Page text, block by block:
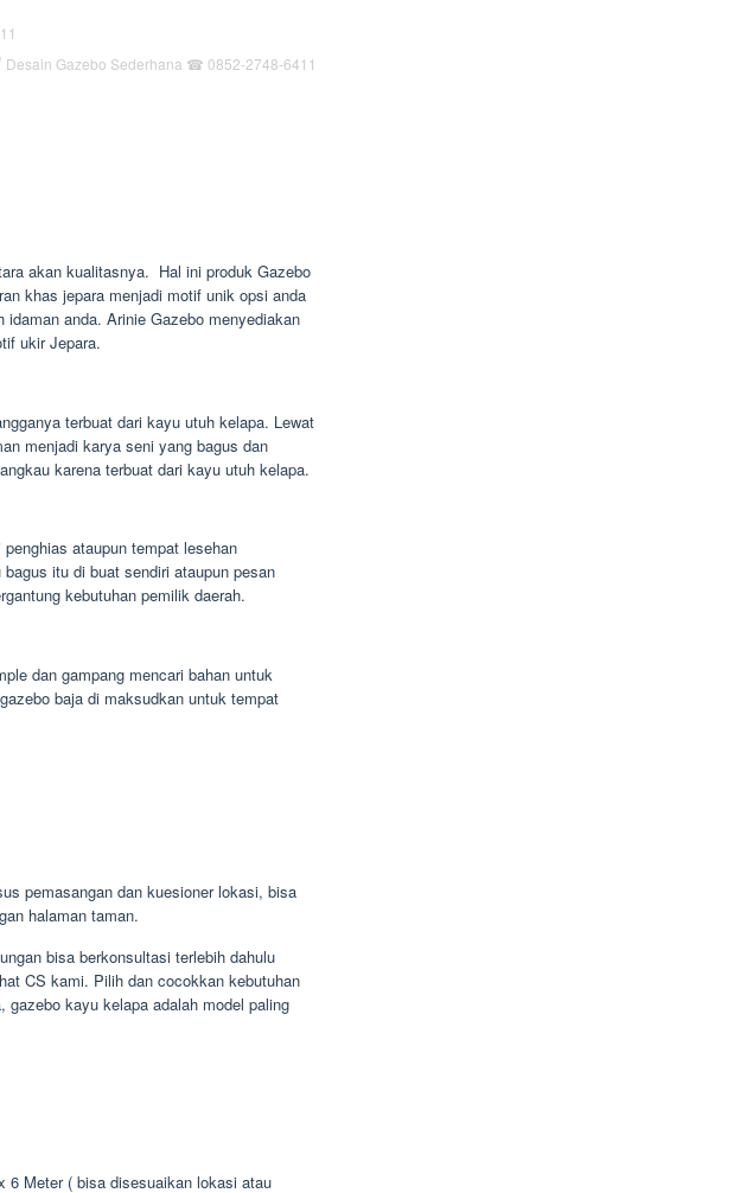
Desain Gazebo Sederhana ☎ 0852-2748-6411
akan kualitasnya. Hal ini produk Gazebo
khas jepara menjadi motif unik opsi anda
anda. Arinie Gazebo menyediakan
ukir Jepara.
terbuat dari kayu utuh kelapa. Lewat
menjadi karya seni yang bagus dan
karena terbuat dari kayu utuh kelapa.
ataupun tempat lesehan
itu di buat sendiri ataupun pesan
kebutuhan pemilik daerah.
dan gampang mencari bahan untuk
baja di maksudkan untuk tempat
pemasangan dan kuesioner lokasi, bisa
halaman taman.
bisa berkonsultasi terlebih dahulu
CS kami. Pilih dan cocokkan kebutuhan
kayu kelapa adalah model paling
6 Meter ( bisa disesuaikan lokasi atau